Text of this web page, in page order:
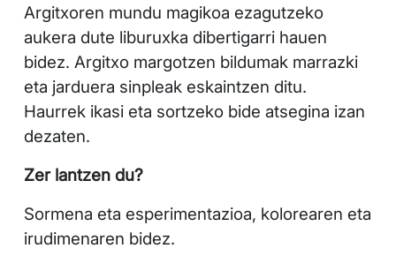
Argitxoren mundu magikoa ezagutzeko
aukera dute liburuxka dibertigarri hauen
bidez. Argitxo margotzen bildumak marrazki
eta jarduera sinpleak eskaintzen ditu.
Haurrek ikasi eta sortzeko bide atsegina izan
dezaten.
Zer lantzen du?
Sormena eta esperimentazioa, kolorearen eta
irudimenaren bidez.